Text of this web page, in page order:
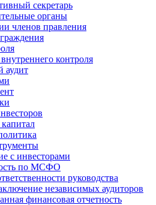
секретарь
органы
членов правления
контроля
аудит
с инвеcторами
по МСФО
руководства
независимых аудиторов
финансовая отчетность